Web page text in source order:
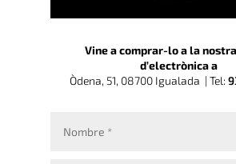
Vine a comprar-lo a la
d’electrònica a
Òdena, 51, 08700 Igualada | Tel: